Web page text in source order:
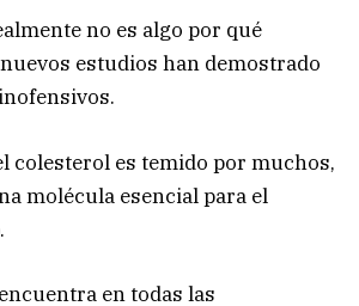
no es algo por qué
estudios han demostrado
colesterol es temido por muchos,
molécula esencial para el
en todas las